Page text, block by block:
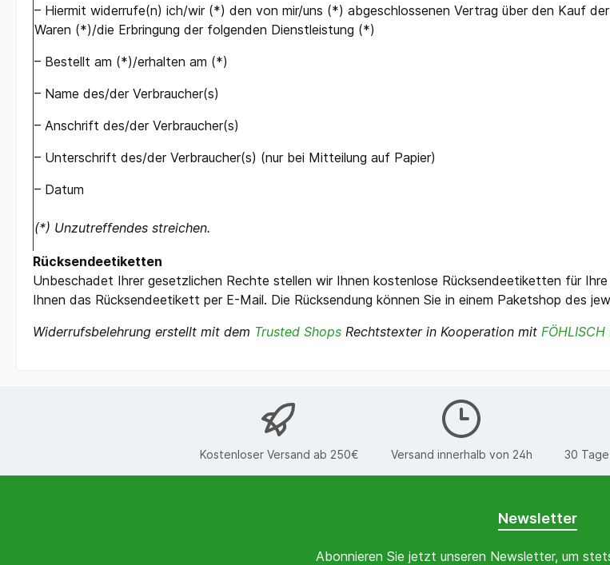
– Hiermit widerrufe(n) ich/wir (*) den von mir/uns (*) abgeschlossenen Vertrag über den Kauf
Waren (*)/die Erbringung der folgenden Dienstleistung (*)
– Bestellt am (*)/erhalten am (*)
– Name des/der Verbraucher(s)
– Anschrift des/der Verbraucher(s)
– Unterschrift des/der Verbraucher(s) (nur bei Mitteilung auf Papier)
– Datum
(*) Unzutreffendes streichen.
Rücksendeetiketten
Unbeschadet Ihrer gesetzlichen Rechte stellen wir Ihnen kostenlose Rücksendeetiketten für
Ihnen das Rücksendeetikett per E-Mail. Die Rücksendung können Sie in einem Paketshop des
Widerrufsbelehrung erstellt mit dem Trusted Shops Rechtstexter in Kooperation mit
Kostenloser Versand ab 250€ Versand innerhalb von 24h 30
Newsletter
Abonnieren Sie jetzt unseren Newsletter, um